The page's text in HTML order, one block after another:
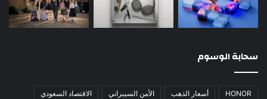
سحابة الوسوم
HONOR أسعار الذهب الأمن السيبراني الاقتصاد السعودي